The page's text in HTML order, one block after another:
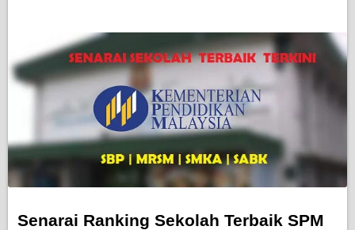
Senarai Ranking Sekolah Terbaik SPM